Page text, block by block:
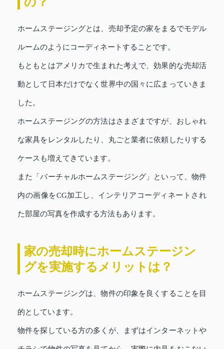
ホームステージングとは、売却予定の家をまるでモデル
ルームのようにコーディネートすることです。
もともとはアメリカで生まれた考えで、効果的な売却活
動として日本だけでなく世界中の国々に広まっていきま
した。
ホームステージングの方法はさまざまですが、おしゃれ
な家具をレンタルしたり、丸ごと業者に依頼したりする
ケースも増えてきています。
また「バーチャルホームステージング」といって、物件
内の画像をCG加工し、インテリアコーディネートされ
た部屋の写真を作成する方法もあります。
家の売却時にホームステージン
グを実施するメリットは？
ホームステージングは、物件の印象を良くすることを目
的としています。
物件を探している方の多くが、まずはインターネットや